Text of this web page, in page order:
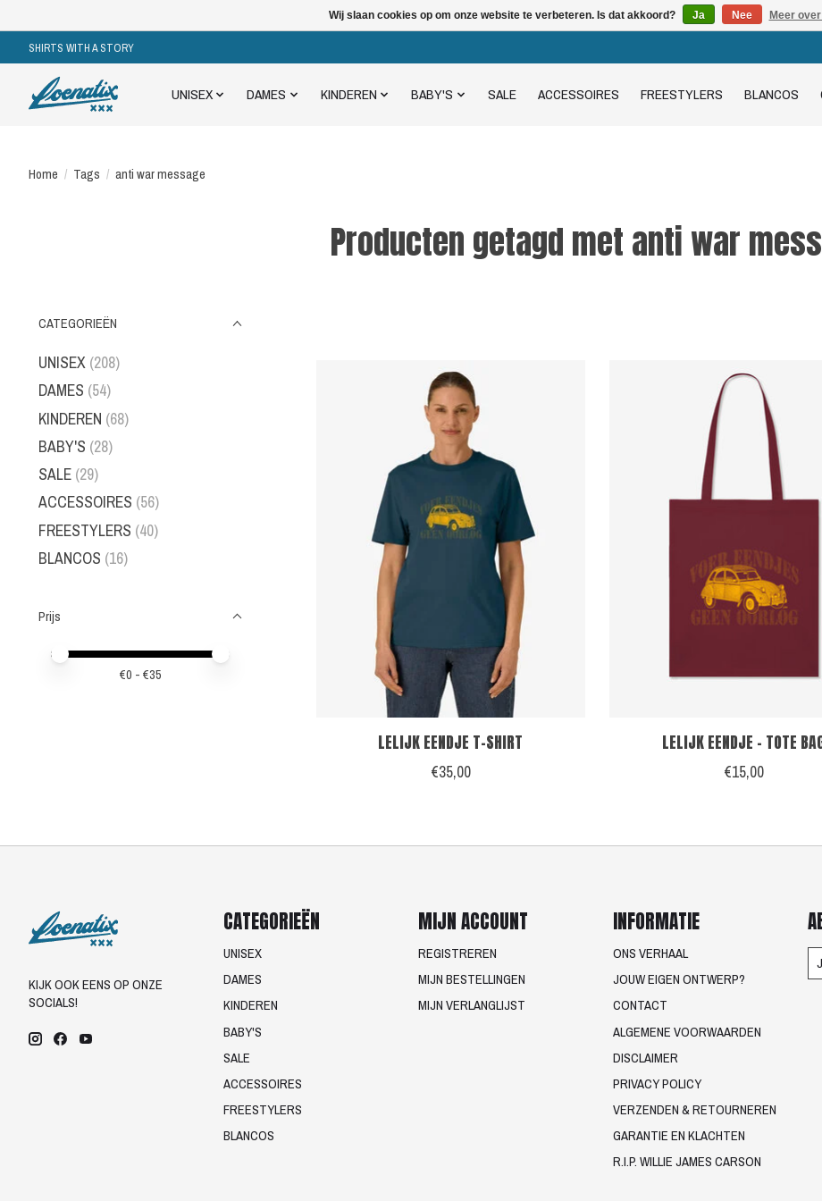
SHIRTS WITH A STORY
UNISEX DAMES KINDEREN BABY'S SALE ACCESSOIRES FREESTYLERS BLANCOS
Home / Tags / anti war message
Producten getagd met anti war
CATEGORIEËN
UNISEX (208)
DAMES (54)
KINDEREN (68)
BABY'S (28)
SALE (29)
ACCESSOIRES (56)
FREESTYLERS (40)
BLANCOS (16)
Prijs
Minimale prijswaarde
Price maximum value
€0 - €35
LELIJK EENDJE T-SHIRT
€35,00
LELIJK EENDJE - TOTE
€15,00
KIJK OOK EENS OP ONZE
SOCIALS!
CATEGORIEËN
UNISEX
DAMES
KINDEREN
BABY'S
SALE
ACCESSOIRES
FREESTYLERS
BLANCOS
MIJN ACCOUNT
REGISTREREN
MIJN BESTELLINGEN
MIJN VERLANGLIJST
INFORMATIE
ONS VERHAAL
JOUW EIGEN ONTWERP?
CONTACT
ALGEMENE VOORWAARDEN
DISCLAIMER
PRIVACY POLICY
VERZENDEN & RETOURNEREN
GARANTIE EN KLACHTEN
R.I.P. WILLIE JAMES CARSON
Wij slaan cookies op om onze website te verbeteren. Is dat akkoord? Ja Nee Meer